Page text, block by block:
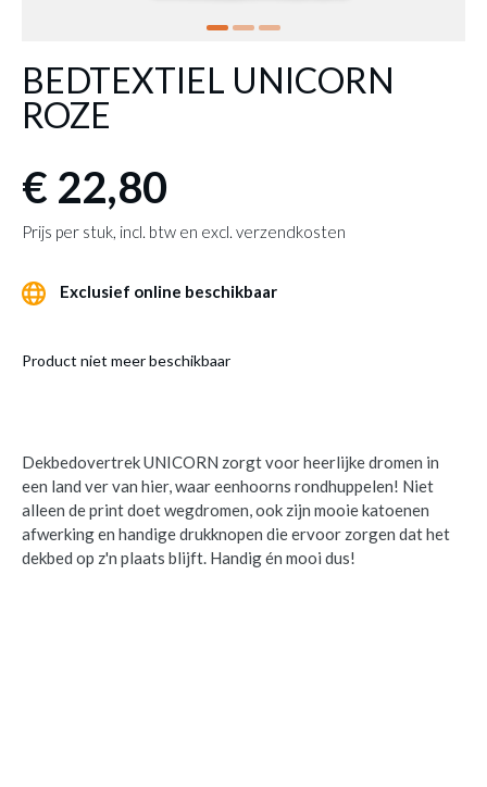
BEDTEXTIEL UNICORN
ROZE
€ 22,80
Prijs per stuk, incl. btw en excl. verzendkosten
Exclusief online beschikbaar
Product niet meer beschikbaar
Dekbedovertrek UNICORN zorgt voor heerlijke dromen in
een land ver van hier, waar eenhoorns rondhuppelen! Niet
alleen de print doet wegdromen, ook zijn mooie katoenen
afwerking en handige drukknopen die ervoor zorgen dat het
dekbed op z'n plaats blijft. Handig én mooi dus!